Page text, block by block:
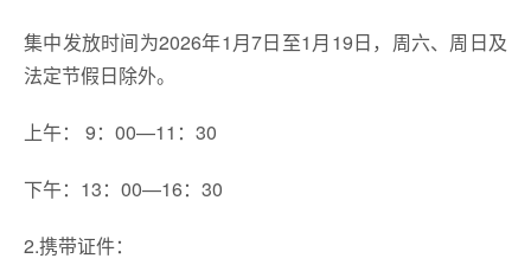
集中发放时间为2026年1月7日至1月19日，周六、周日及
法定节假日除外。
上午： 9：00—11：30
下午：13：00—16：30
2.携带证件：